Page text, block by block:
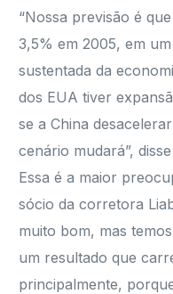
“Nossa previsão é
3,5% em 2005, em
sustentada da
dos EUA tiver
se a China
cenário mudará”,
Essa é a maior
sócio da corretora
muito bom, mas
um resultado que
principalmente,